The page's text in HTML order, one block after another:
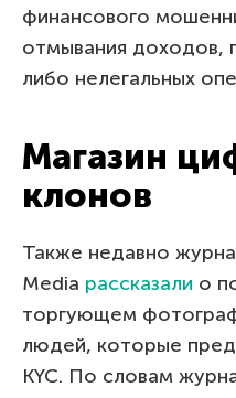
финансового
отмывания доходов,
либо нелегальных
Магазин
клонов
Также недавно
Media рассказали о
торгующем
людей, которые
KYC. По словам